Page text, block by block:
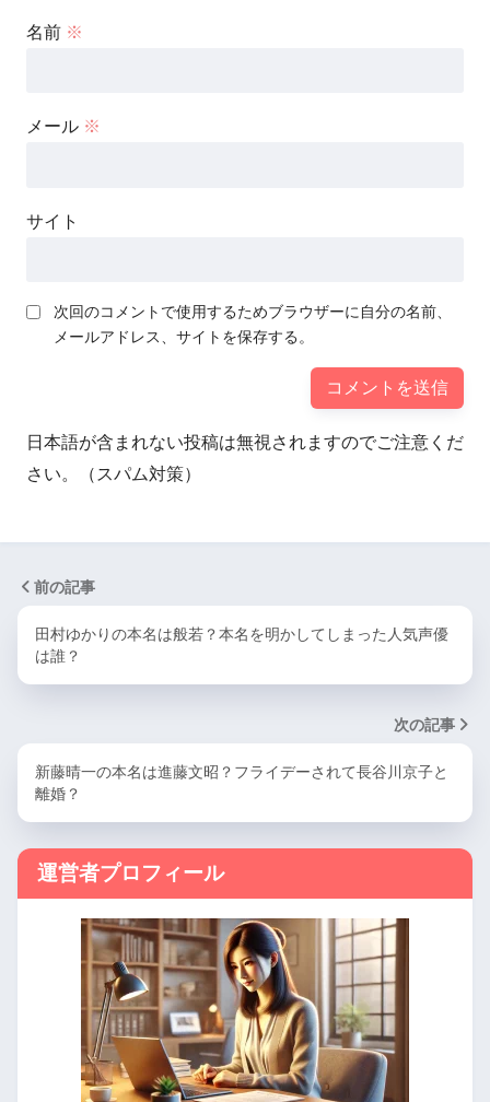
名前 ※
メール ※
サイト
次回のコメントで使用するためブラウザーに自分の名前、
メールアドレス、サイトを保存する。
日本語が含まれない投稿は無視されますのでご注意くだ
さい。（スパム対策）
前の記事
田村ゆかりの本名は般若？本名を明かしてしまった人気声優
は誰？
次の記事
新藤晴一の本名は進藤文昭？フライデーされて長谷川京子と
離婚？
運営者プロフィール